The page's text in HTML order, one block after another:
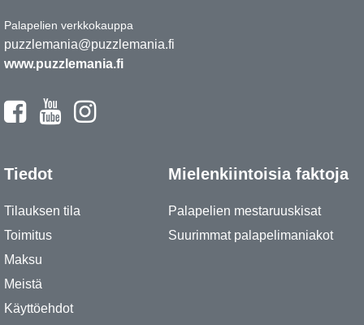
Palapelien verkkokauppa
puzzlemania@puzzlemania.fi
www.puzzlemania.fi
Tiedot
Tilauksen tila
Toimitus
Maksu
Meistä
Käyttöehdot
Mielenkiintoisia faktoja
Palapelien mestaruuskisat
Suurimmat palapelimaniakot